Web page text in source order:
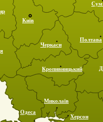
Київ
Полтава
Черкаси
Кропивницький
Херсон
Миколаїв
Одеса